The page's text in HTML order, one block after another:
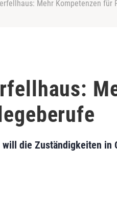
Mehr Kompetenzen für
will die Zuständigkeiten